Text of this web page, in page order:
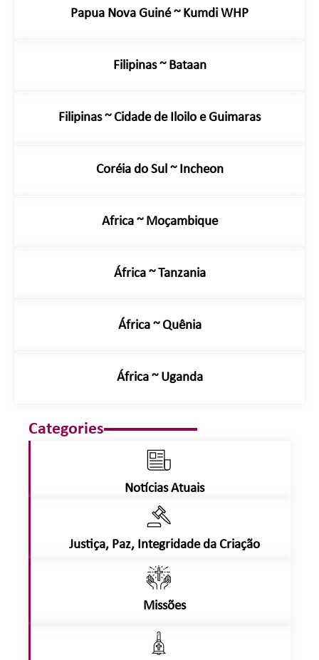
Papua Nova Guiné ~ Kumdi WHP
Filipinas ~ Bataan
Filipinas ~ Cidade de Iloilo e Guimaras
Coréia do Sul ~ Incheon
Africa ~ Moçambique
África ~ Tanzania
África ~ Quênia
África ~ Uganda
Categories
Notícias Atuais
Justiça, Paz, Integridade da Criação
Missões